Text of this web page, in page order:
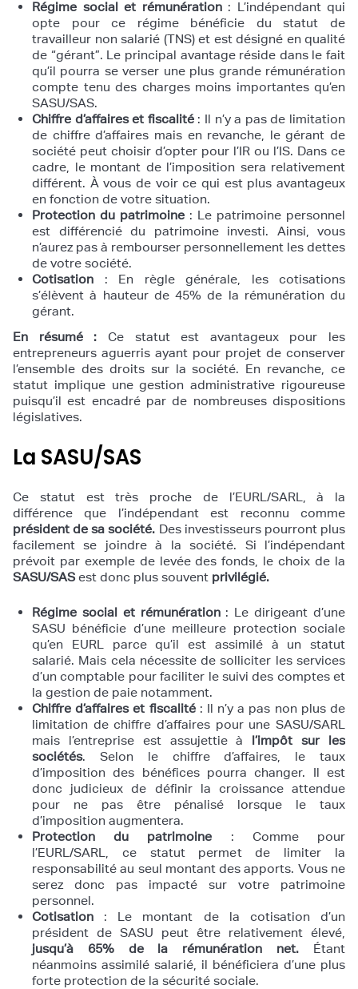
Régime social et rémunération: L’indépendant qui
opte pour ce régime bénéficie du statut de
travailleur non salarié (TNS) et est désigné en qualité
de “gérant”. Le principal avantage réside dans le fait
qu’il pourra se verser une plus grande rémunération
compte tenu des charges moins importantes qu’en
SASU/SAS.
Chiffre d’affaires et fiscalité: Il n’y a pas de limitation
de chiffre d’affaires mais en revanche, le gérant de
société peut choisir d’opter pour l’IR ou l’IS. Dans ce
cadre, le montant de l’imposition sera relativement
différent. À vous de voir ce qui est plus avantageux
en fonction de votre situation.
Protection du patrimoine : Le patrimoine personnel
est différencié du patrimoine investi. Ainsi, vous
n’aurez pas à rembourser personnellement les dettes
de votre société.
Cotisation : En règle générale, les cotisations
s’élèvent à hauteur de 45% de la rémunération du
gérant.
En résumé : Ce statut est avantageux pour les
entrepreneurs aguerris ayant pour projet de conserver
l’ensemble des droits sur la société. En revanche, ce
statut implique une gestion administrative rigoureuse
puisqu’il est encadré par de nombreuses dispositions
législatives.
La SASU/SAS
Ce statut est très proche de l’EURL/SARL, à la
différence que l’indépendant est reconnu comme
président de sa société. Des investisseurs pourront plus
facilement se joindre à la société. Si l’indépendant
prévoit par exemple de levée des fonds, le choix de la
SASU/SAS est donc plus souvent privilégié.
Régime social et rémunération: Le dirigeant d’une
SASU bénéficie d’une meilleure protection sociale
qu’en EURL parce qu’il est assimilé à un statut
salarié. Mais cela nécessite de solliciter les services
d’un comptable pour faciliter le suivi des comptes et
la gestion de paie notamment.
Chiffre d’affaires et fiscalité: Il n’y a pas non plus de
limitation de chiffre d’affaires pour une SASU/SARL
mais l’entreprise est assujettie à l’impôt sur les
sociétés. Selon le chiffre d’affaires, le taux
d’imposition des bénéfices pourra changer. Il est
donc judicieux de définir la croissance attendue
pour ne pas être pénalisé lorsque le taux
d’imposition augmentera.
Protection du patrimoine : Comme pour
l’EURL/SARL, ce statut permet de limiter la
responsabilité au seul montant des apports. Vous ne
serez donc pas impacté sur votre patrimoine
personnel.
Cotisation : Le montant de la cotisation d’un
président de SASU peut être relativement élevé,
jusqu’à 65% de la rémunération net. Étant
néanmoins assimilé salarié, il bénéficiera d’une plus
forte protection de la sécurité sociale.